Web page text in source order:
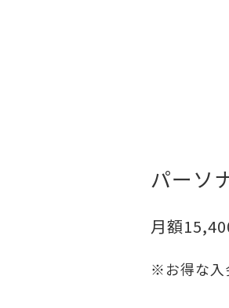
パーソ
月額
※お得な入